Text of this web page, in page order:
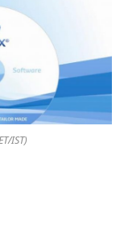
IST)